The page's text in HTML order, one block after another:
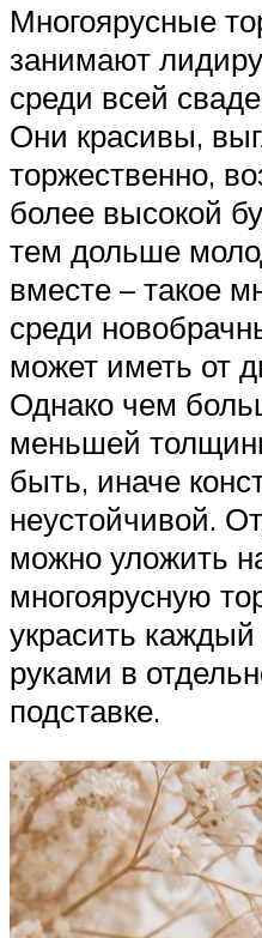
Многоярусные
занимают
среди всей
Они красивы,
торжественно,
более высокой
тем дольше
вместе – такое
среди
может иметь от
Однако чем
меньшей
быть, иначе
неустойчивой.
можно уложить
многоярусную
украсить
руками в
подставке.